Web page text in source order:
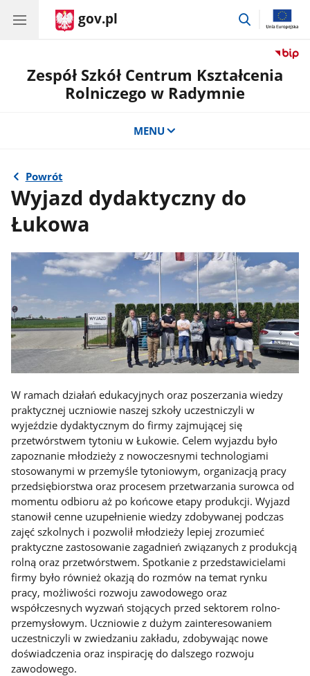
gov.pl
przejdź
Zespół Szkół Centrum Kształcenia
Rolniczego w Radymnie
MENU
Powrót
Wyjazd dydaktyczny do
Łukowa
W ramach działań edukacyjnych oraz poszerzania wiedzy
praktycznej uczniowie naszej szkoły uczestniczyli w
wyjeździe dydaktycznym do firmy zajmującej się
przetwórstwem tytoniu w Łukowie. Celem wyjazdu było
zapoznanie młodzieży z nowoczesnymi technologiami
stosowanymi w przemyśle tytoniowym, organizacją pracy
przedsiębiorstwa oraz procesem przetwarzania surowca od
momentu odbioru aż po końcowe etapy produkcji. Wyjazd
stanowił cenne uzupełnienie wiedzy zdobywanej podczas
zajęć szkolnych i pozwolił młodzieży lepiej zrozumieć
praktyczne zastosowanie zagadnień związanych z produkcją
rolną oraz przetwórstwem. Spotkanie z przedstawicielami
firmy było również okazją do rozmów na temat rynku
pracy, możliwości rozwoju zawodowego oraz
współczesnych wyzwań stojących przed sektorem rolno-
przemysłowym. Uczniowie z dużym zainteresowaniem
uczestniczyli w zwiedzaniu zakładu, zdobywając nowe
doświadczenia oraz inspirację do dalszego rozwoju
zawodowego.